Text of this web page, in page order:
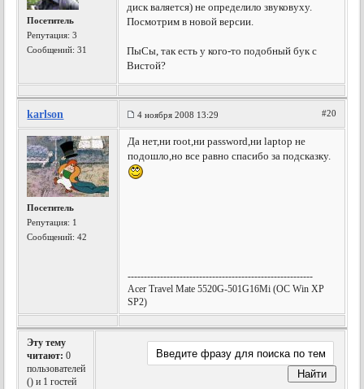
Посетитель
Репутация:3
Сообщений: 31
диск валяется) не определило звуковуху.
Посмотрим в новой версии.
ПыСы, так есть у кого-то подобный бук с
Вистой?
karlson 4 ноября 2008 13:29 #20
Посетитель
Репутация: 1
Сообщений: 42
Да нет,ни root,ни password,ни laptop не
подошло,но все равно спасибо за подсказку.
---------------------------------------------------------
Acer Travel Mate 5520G-501G16Mi (OC Win XP
SP2)
Эту тему
читают: 0
пользователей
() и 1 гостей